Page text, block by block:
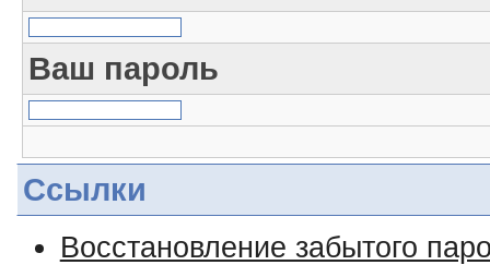
Ваш пароль
Ссылки
Восстановление забытого